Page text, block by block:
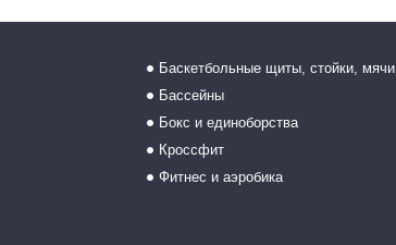
Баскетбольные щиты, стойки, мячи
Бассейны
Бокс и единоборства
Кроссфит
Фитнес и аэробика